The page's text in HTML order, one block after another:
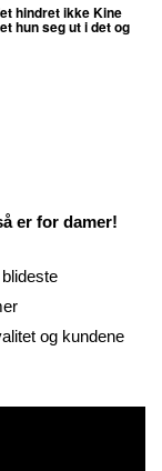
hindret ikke Kine
hun seg ut i det og
er for damer!
og kundene